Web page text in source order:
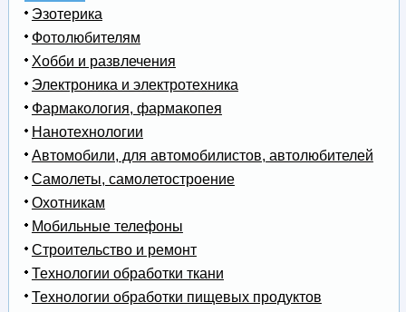
Эзотерика
Фотолюбителям
Хобби и развлечения
Электроника и электротехника
Фармакология, фармакопея
Нанотехнологии
Автомобили, для автомобилистов, автолюбителей
Самолеты, самолетостроение
Охотникам
Мобильные телефоны
Строительство и ремонт
Технологии обработки ткани
Технологии обработки пищевых продуктов